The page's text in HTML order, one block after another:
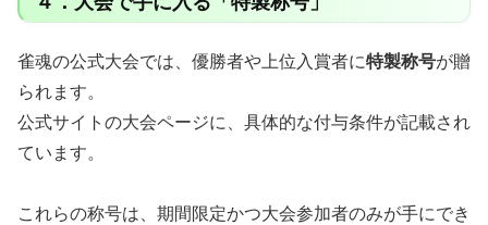
雀魂の公式大会では、優勝者や上位入賞者に特製称号が贈
られます。
公式サイトの大会ページに、具体的な付与条件が記載され
ています。
これらの称号は、期間限定かつ大会参加者のみが手にでき